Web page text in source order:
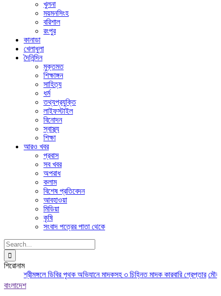
খুলনা
ময়মনসিংহ
বরিশাল
রংপুর
কানাডা
খেলাধুলা
দৈনিন্দিন
মুক্তমত
শিক্ষাঙ্গন
সাহিত্য
ধর্ম
তথ্যপ্রযুক্তি
লাইফস্টাইল
বিনোদন
স্বাস্থ্য
শিক্ষা
আরও খবর
প্রবাস
সব খবর
অপরাধ
কলাম
বিশেষ প্রতিবেদন
আবহাওয়া
মিডিয়া
কৃষি
সংবাদ পত্রের পাতা থেকে
Search
for:
শিরোনাম
শ্রীমঙ্গলে ডিবির পৃথক অভিযানে মাদকসহ ৩ চিহ্নিত মাদক কারবারি গ্রেপ্তার
বাংলাদেশ